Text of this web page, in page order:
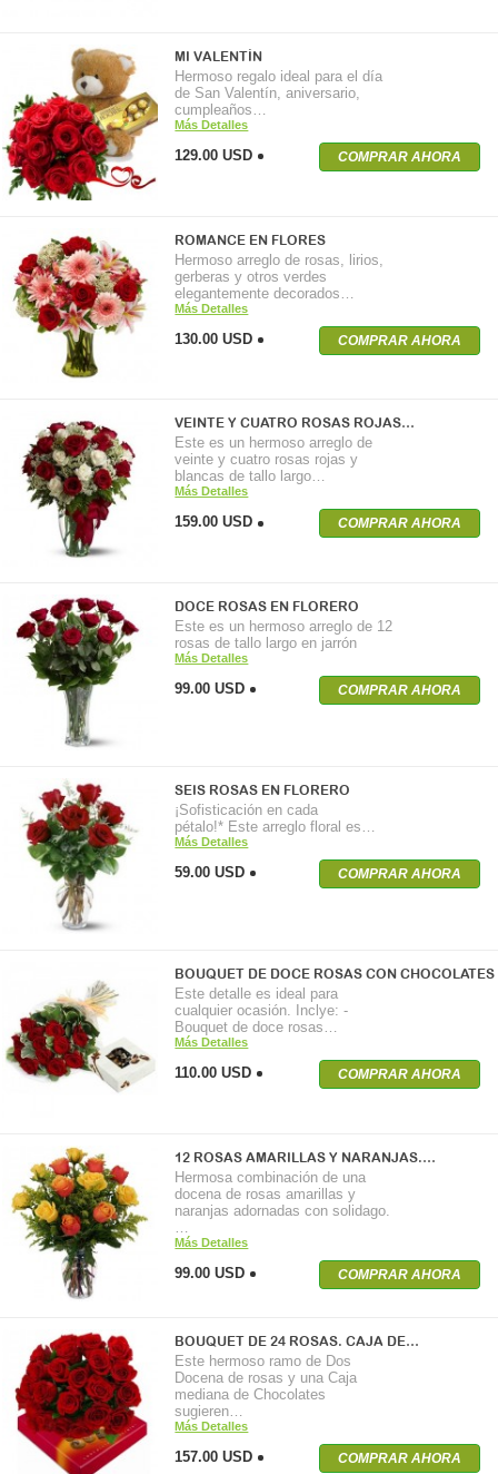
MI VALENTÍN
Hermoso regalo ideal para el día
de San Valentín, aniversario,
cumpleaños…
Más Detalles
129.00 USD COMPRAR AHORA
ROMANCE EN FLORES
Hermoso arreglo de rosas, lirios,
gerberas y otros verdes
elegantemente decorados…
Más Detalles
130.00 USD COMPRAR AHORA
VEINTE Y CUATRO ROSAS ROJAS…
Este es un hermoso arreglo de
veinte y cuatro rosas rojas y
blancas de tallo largo…
Más Detalles
159.00 USD COMPRAR AHORA
DOCE ROSAS EN FLORERO
Este es un hermoso arreglo de 12
rosas de tallo largo en jarrón
Más Detalles
99.00 USD COMPRAR AHORA
SEIS ROSAS EN FLORERO
¡Sofisticación en cada
pétalo!* Este arreglo floral es…
Más Detalles
59.00 USD COMPRAR AHORA
BOUQUET DE DOCE ROSAS CON CHOCOLATES
Este detalle es ideal para
cualquier ocasión. Inclye: -
Bouquet de doce rosas…
Más Detalles
110.00 USD COMPRAR AHORA
12 ROSAS AMARILLAS Y NARANJAS.…
Hermosa combinación de una
docena de rosas amarillas y
naranjas adornadas con solidago.
Más Detalles
99.00 USD COMPRAR AHORA
BOUQUET DE 24 ROSAS. CAJA DE…
Este hermoso ramo de Dos
Docena de rosas y una Caja
mediana de Chocolates
sugieren…
Más Detalles
157.00 USD COMPRAR AHORA